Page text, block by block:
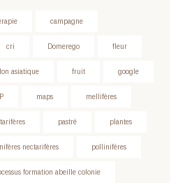
campagne
cri Domerego fleur
asiatique fruit google
maps mellifères
pastré plantes
nectarifères pollinifères
formation abeille colonie